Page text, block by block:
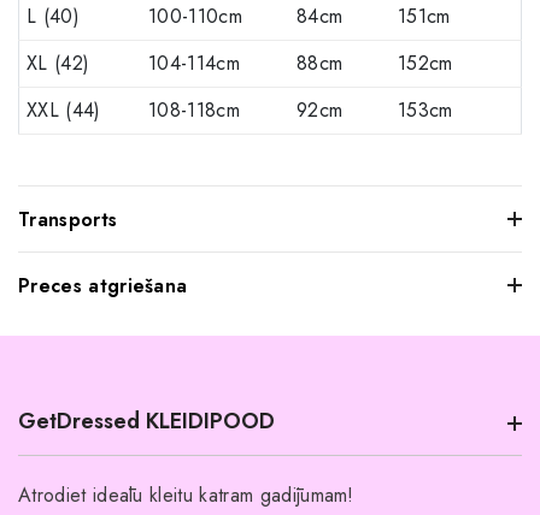
L (40)
100-110cm 84cm
151cm
XL (42)
104-114cm 88cm
152cm
XXL (44)
108-118cm 92cm 153cm
Transports
Preces atgriešana
atgriezt mums visus produktus, kurus nevēlaties paturēt.
GetDressed KLEIDIPOOD
Atrodiet ideālu kleitu katram gadījumam!